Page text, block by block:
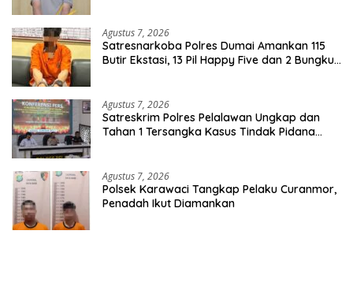
Agustus 7, 2026
Satresnarkoba Polres Dumai Amankan 115
Butir Ekstasi, 13 Pil Happy Five dan 2 Bungkus
Agustus 7, 2026
Satreskrim Polres Pelalawan Ungkap dan
Tahan 1 Tersangka Kasus Tindak Pidana
Agustus 7, 2026
Polsek Karawaci Tangkap Pelaku Curanmor,
Penadah Ikut Diamankan